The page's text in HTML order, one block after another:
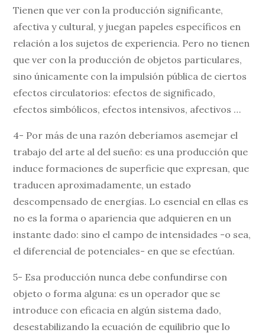
Tienen que ver con la producción significante,
afectiva y cultural, y juegan papeles específicos en
relación a los sujetos de experiencia. Pero no tienen
que ver con la producción de objetos particulares,
sino únicamente con la impulsión pública de ciertos
efectos circulatorios: efectos de significado,
efectos simbólicos, efectos intensivos, afectivos …
4- Por más de una razón deberíamos asemejar el
trabajo del arte al del sueño: es una producción que
induce formaciones de superficie que expresan, que
traducen aproximadamente, un estado
descompensado de energías. Lo esencial en ellas es
no es la forma o apariencia que adquieren en un
instante dado: sino el campo de intensidades -o sea,
el diferencial de potenciales- en que se efectúan.
5- Esa producción nunca debe confundirse con
objeto o forma alguna: es un operador que se
introduce con eficacia en algún sistema dado,
desestabilizando la ecuación de equilibrio que lo